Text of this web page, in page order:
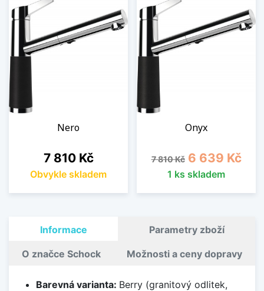
Nero
Cena
7 810 Kč
Obvykle skladem
Onyx
Běžná cena
7 810 Kč Cena
6 639 Kč
1 ks skladem
Informace Parametry zboží
O značce Schock Možnosti a ceny dopravy
Barevná varianta: Berry (granitový odlitek,